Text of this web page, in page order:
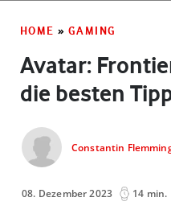
HOME » GAMING
Avatar:
die besten
Constantin
08. Dezember 2023 14 min.